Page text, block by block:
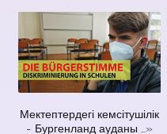
Мектептердегі кемсітушілік
- Бургенланд ауданы ...»